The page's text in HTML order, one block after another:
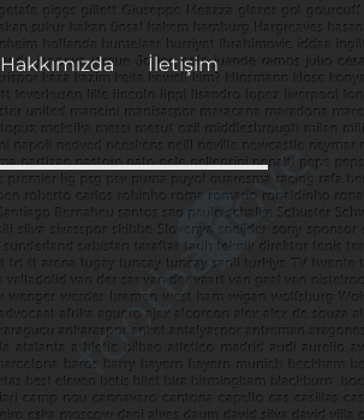
Hakkımızda İletişim